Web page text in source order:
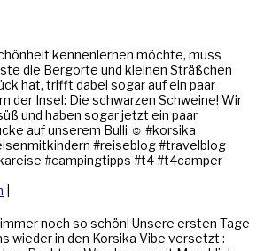
kennenlernen möchte, muss
die Bergorte und kleinen Sträßchen
hat, trifft dabei sogar auf ein paar
der Insel: Die schwarzen Schweine! Wir
und haben sogar jetzt ein paar
auf unserem Bulli ☺️ #korsika
#reiseblog #travelblog
#campingtipps #t4 #t4camper